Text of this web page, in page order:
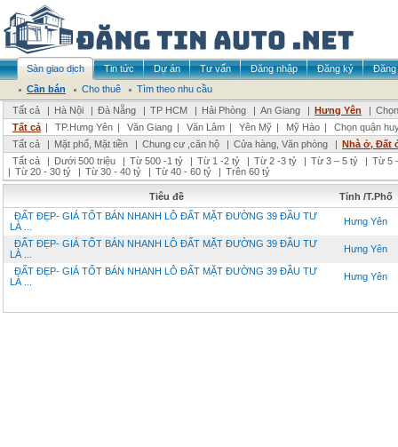
Sàn giao dịch Tin tức Dự án Tư vấn Đăng nhập Đăng ký
Đăng
Cần bán
Cho thuê
Tìm theo nhu cầu
Tất cả
| Hà Nội | Đà Nẵng | TP HCM | Hải Phòng | An Giang | Hưng Yên |
Tất cả | TP.Hưng Yên | Văn Giang | Văn Lâm | Yên Mỹ | Mỹ Hào |
Chọn quận
Tất cả
| Mặt phố, Mặt tiền | Chung cư ,căn hộ | Cửa hàng, Văn phòng | Nhà ở, Đất
Tất cả
| Dưới 500 triệu | Từ 500 -1 tỷ | Từ 1 -2 tỷ | Từ 2 -3 tỷ | Từ 3 – 5 tỷ | Từ 5
| Từ 20 - 30 tỷ | Từ 30 - 40 tỷ | Từ 40 - 60 tỷ | Trên 60 tỷ
Tiêu đề
Tỉnh /T.Phố
ĐẤT ĐẸP- GIÁ TỐT BÁN NHANH LÔ ĐẤT MẶT ĐƯỜNG 39 ĐẦU TƯ
LÀ ...
Hưng Yên
ĐẤT ĐẸP- GIÁ TỐT BÁN NHANH LÔ ĐẤT MẶT ĐƯỜNG 39 ĐẦU TƯ
LÀ ...
Hưng Yên
ĐẤT ĐẸP- GIÁ TỐT BÁN NHANH LÔ ĐẤT MẶT ĐƯỜNG 39 ĐẦU TƯ
LÀ ...
Hưng Yên